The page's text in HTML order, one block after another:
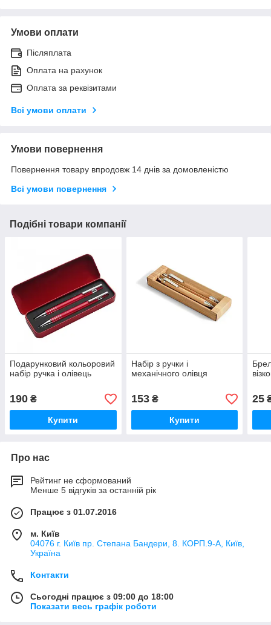
Умови оплати
Післяплата
Оплата на рахунок
Оплата за реквізитами
Всі умови оплати
Умови повернення
Повернення товару впродовж 14 днів за домовленістю
Всі умови повернення
Подібні товари компанії
Подарунковий кольоровий
набір ручка і олівець
190 ₴
Купити
Набір з ручки і
механічного олівця
153₴
Купити
25
Про нас
Рейтинг не сформований
Менше 5 відгуків за останній рік
Працює з 01.07.2016
м. Київ
04076 г. Київ пр. Степана Бандери, 8. КОРП.9-А, Київ,
Україна
Контакти
Сьогодні працює з 09:00 до 18:00
Показати весь графік роботи